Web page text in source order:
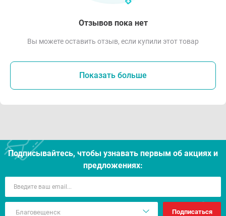
Отзывов пока нет
Вы можете оставить отзыв, если купили этот товар
Показать больше
Подписывайтесь, чтобы узнавать первым об акцияx и
предложениях:
Подписаться